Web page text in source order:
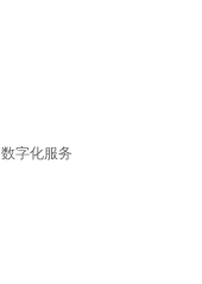
数字化服务